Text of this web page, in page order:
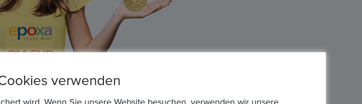
verwenden